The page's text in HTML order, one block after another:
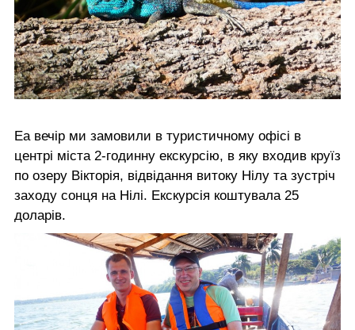
Еа вечір ми замовили в туристичному офісі в
центрі міста 2-годинну екскурсію, в яку входив круїз
по озеру Вікторія, відвідання витоку Нілу та зустріч
заходу сонця на Нілі. Екскурсія коштувала 25
доларів.